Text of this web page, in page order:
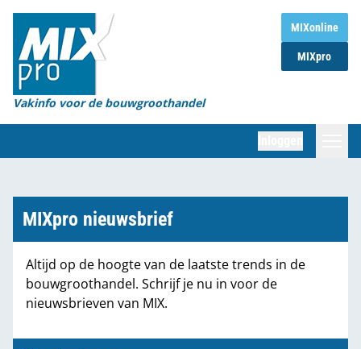
MIXonline
MIXpro
Vakinfo voor de bouwgroothandel
Home
Magazines
Organisaties
Marktcijfers
Partners
MIXpro nieuwsbrief
Altijd op de hoogte van de laatste trends in de
bouwgroothandel. Schrijf je nu in voor de
nieuwsbrieven van MIX.